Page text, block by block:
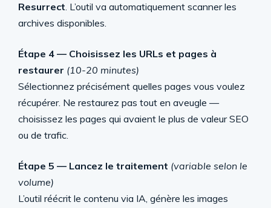
Resurrect. L’outil va automatiquement scanner les
archives disponibles.
Étape 4 — Choisissez les URLs et pages à
restaurer (10-20 minutes)
Sélectionnez précisément quelles pages vous voulez
récupérer. Ne restaurez pas tout en aveugle —
choisissez les pages qui avaient le plus de valeur SEO
ou de trafic.
Étape 5 — Lancez le traitement (variable selon le
volume)
L’outil réécrit le contenu via IA, génère les images